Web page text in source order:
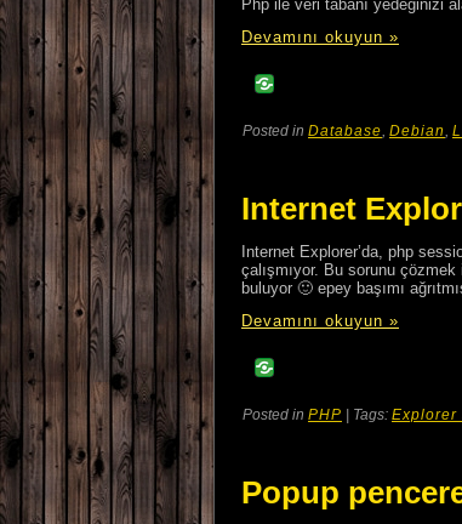
Php ile veri tabanı yedeğinizi
Devamını okuyun »
Posted in Database Debian
Internet
Internet Explorer’da, php
çalışmıyor. Bu sorunu
buluyor 🙂 epey başımı
Devamını okuyun »
Posted in PHP | Tags: Explorer
Popup